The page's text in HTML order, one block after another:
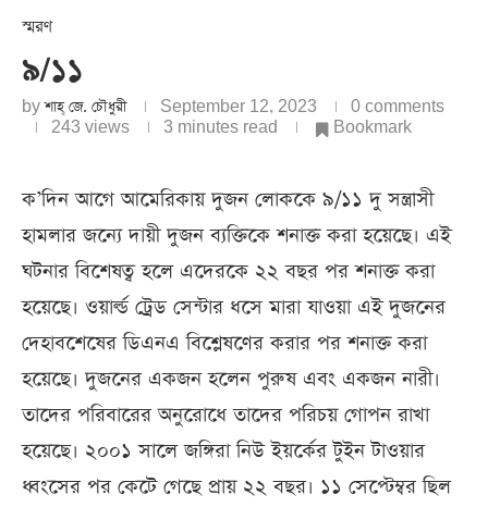
স্মরণ
৯/১১
byশাহ্‌ জে. চৌধুরী September 12, 2023
0 comments
243 views 3 minutes read Bookmark
ক’দিন আগে আমেরিকায় দুজন লোককে ৯/১১ দু সন্ত্রাসী
হামলার জন্যে দায়ী দুজন ব্যক্তিকে শনাক্ত করা হয়েছে। এই
ঘটনার বিশেষত্ব হলে এদেরকে ২২ বছর পর শনাক্ত করা
হয়েছে। ওয়ার্ল্ড ট্রেড সেন্টার ধসে মারা যাওয়া এই দুজনের
দেহাবশেষের ডিএনএ বিশ্লেষণের করার পর শনাক্ত করা
হয়েছে। দুজনের একজন হলেন পুরুষ এবং একজন নারী।
তাদের পরিবারের অনুরোধে তাদের পরিচয় গোপন রাখা
হয়েছে। ২০০১ সালে জঙ্গিরা নিউ ইয়র্কের টুইন টাওয়ার
ধ্বংসের পর কেটে গেছে প্রায় ২২ বছর। ১১ সেপ্টেম্বর ছিল